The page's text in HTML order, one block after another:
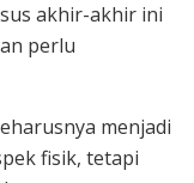
akhir-akhir ini
perlu
menjadi
fisik, tetapi